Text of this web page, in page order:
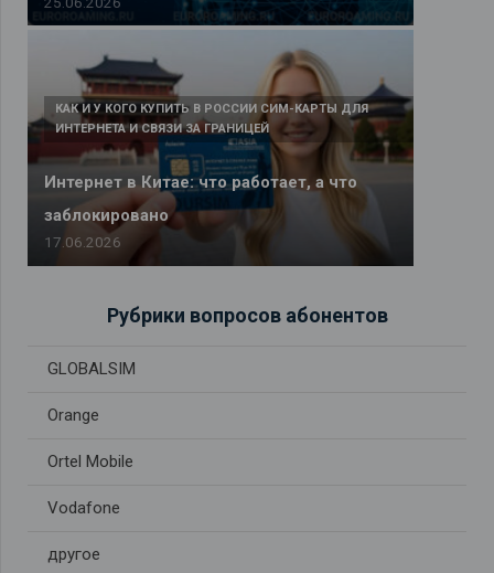
Интернет в Китае: что работает, а что
заблокировано
КАК И У КОГО КУПИТЬ В РОССИИ СИМ-КАРТЫ ДЛЯ
ИНТЕРНЕТА И СВЯЗИ ЗА ГРАНИЦЕЙ
17.06.2026
Рубрики вопросов абонентов
GLOBALSIM
Orange
Ortel Mobile
Vodafone
другое